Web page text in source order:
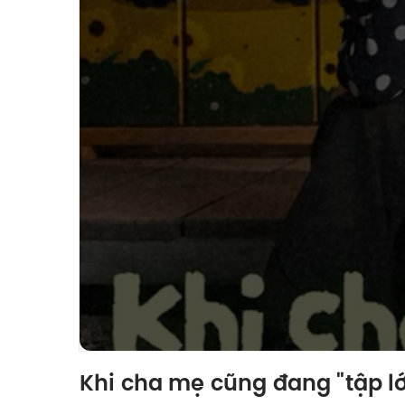
Khi cha mẹ cũng đang "tập